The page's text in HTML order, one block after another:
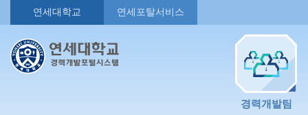
연세대학교 연세포탈서비스
경력개발팀